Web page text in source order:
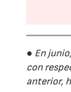
● En
con
anterior,